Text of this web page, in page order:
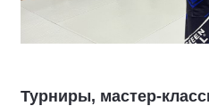
Турниры, мастер-